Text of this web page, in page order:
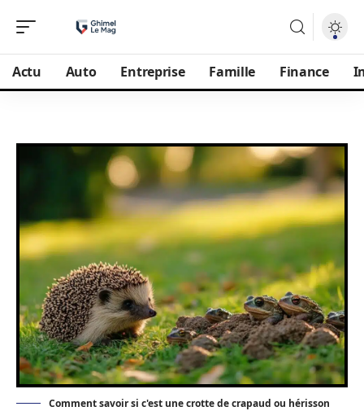
Actu Auto Entreprise Famille Finance
Comment savoir si c'est une crotte de crapaud ou hérisson